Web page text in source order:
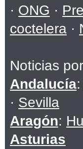
· ONG ·
coctelera ·
Noticias
Andalucía:
· Sevilla
Aragón:
Asturias